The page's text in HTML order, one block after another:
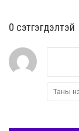
0 cэтгэгдэлтэй